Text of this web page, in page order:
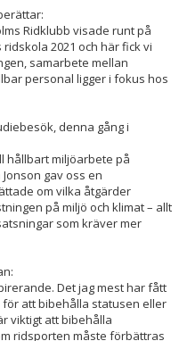
Ridklubb visade runt på
2021 och här fick vi
samarbete mellan
personal ligger i fokus hos
denna gång i
hållbart miljöarbete på
gav oss en
om vilka åtgärder
på miljö och klimat – allt
som kräver mer
Det jag mest har fått
att bibehålla statusen eller
viktigt att bibehålla
ridsporten måste förbättras